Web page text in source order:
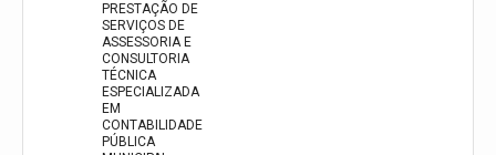
PRESTAÇÃO DE
SERVIÇOS DE
ASSESSORIA E
CONSULTORIA
TÉCNICA
ESPECIALIZADA
EM
CONTABILIDADE
PÚBLICA